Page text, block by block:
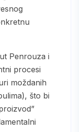
procesi
moždanih
što bi